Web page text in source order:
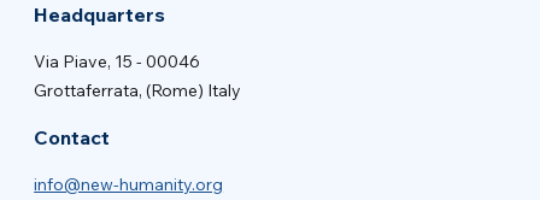
Headquarters
Via Piave, 15 - 00046
Grottaferrata, (Rome) Italy
Contact
info@new-humanity.org